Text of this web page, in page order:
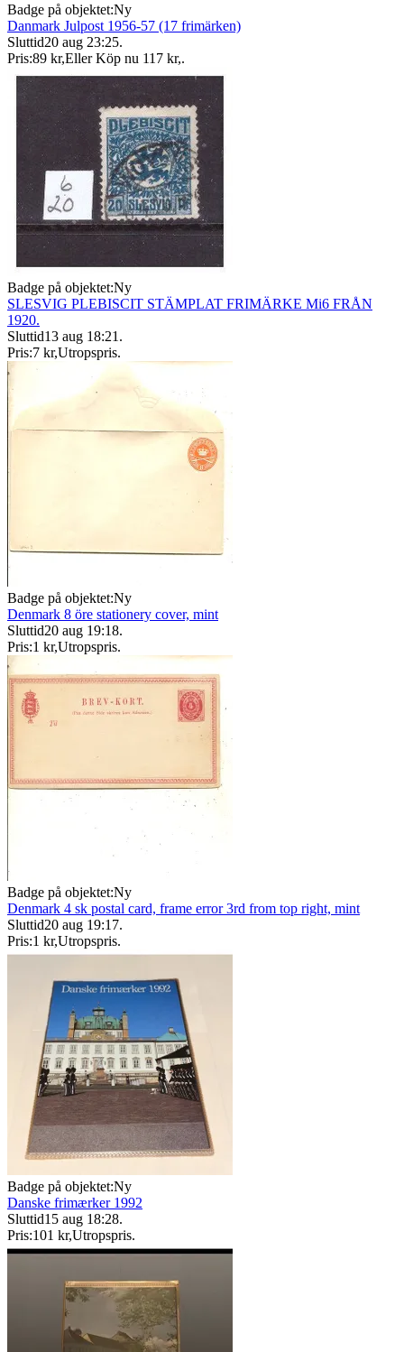
Badge på objektet:Ny
Danmark Julpost 1956-57 (17 frimärken)
Sluttid20 aug 23:25.
Pris:89 kr,Eller Köp nu 117 kr,.
Badge på objektet:Ny
SLESVIG PLEBISCIT STÄMPLAT FRIMÄRKE Mi6 FRÅN
1920.
Sluttid13 aug 18:21 .
Pris:7 kr,Utropspris.
Badge på objektet:Ny
Denmark 8 öre stationery cover, mint
Sluttid20 aug 19:18.
Pris:1 kr,Utropspris.
Badge på objektet:Ny
Denmark 4 sk postal card, frame error 3rd from top right, mint
Sluttid20 aug 19:17.
Pris:1 kr,Utropspris.
Badge på objektet:Ny
Danske frimærker 1992
Sluttid15 aug 18:28.
Pris:101 kr,Utropspris.